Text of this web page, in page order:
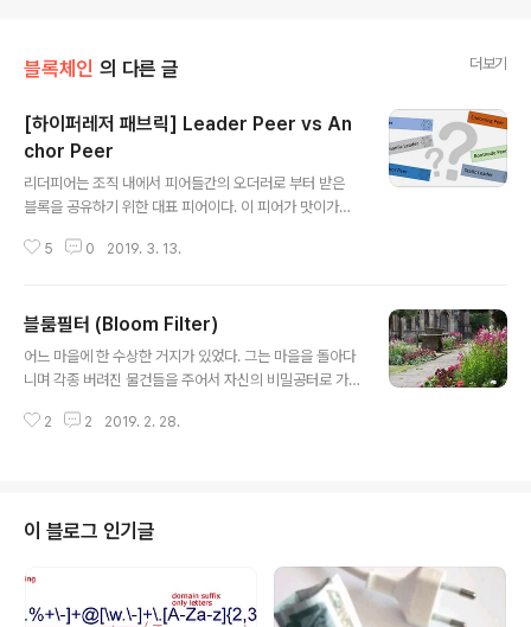
블록체인 의 다른 글 더보기
[하이퍼레저 패브릭] Leader Peer vs An
chor Peer
리더피어는 조직 내에서 피어들간의 오더러로 부터 받은
블록을 공유하기 위한 대표 피어이다. 이 피어가 맛이가면
출하고 오더러에 알려서 정상적으로 작동하게 된다. 앵커
의 Peer 하나에 Proposal을 보내도 모두에 적용될 수 있
게 되며, MSP에 대한 공유도 가능해진다. 적어도 하나의
앵키피어가 채널 설정시 정의되야하며, 채널에 참여하는
정보를 공유하게 된다. (앵커피어가 1개일 경우 서로 다른
5 0 2019. 3. 13.
블룸필터 (Bloom Filter)
어느 마을에 한 수상한 거지가 있었다. 그는 마을을 돌아다
니며 각종 버려진 물건들을 주어서 자신의 비밀공터로 가
쌓여 있었으며, 그 물건들은 날을 잡아서 공터 다른 구석에
을 알려 주었다. 아무렇게나 담아져있는 드럼통에서 해당
물건을 찾기란 거의 불가능 했다. 그래서 거지는 드럼통에
아무것이나 쑤셔 넣는게 아니라, 수 많은 폐품중에서 자신
만 알고 있는 그 부품을 다른 것들과 함께 섞여져서 담을
(위장하기 위해) 드럼통을 만들어야 겠다고 생각했다.즉 드
2 2 2019. 2. 28.
이 블로그 인기글